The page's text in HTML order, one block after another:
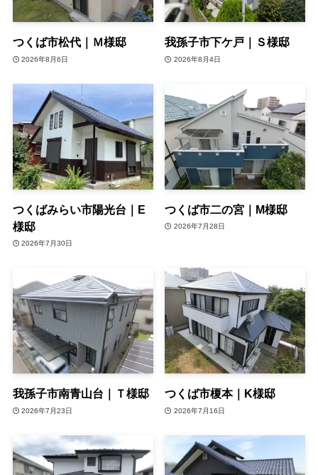
つくば市松代｜Ｍ様邸
2026年8月6日
我孫子市下ケ戸｜Ｓ様邸
2026年8月4日
つくばみらい市陽光台｜E
様邸
2026年7月30日
つくば市二の宮｜M様邸
2026年7月28日
我孫子市南青山台｜Ｔ様邸
2026年7月23日
つくば市榎本｜K様邸
2026年7月16日